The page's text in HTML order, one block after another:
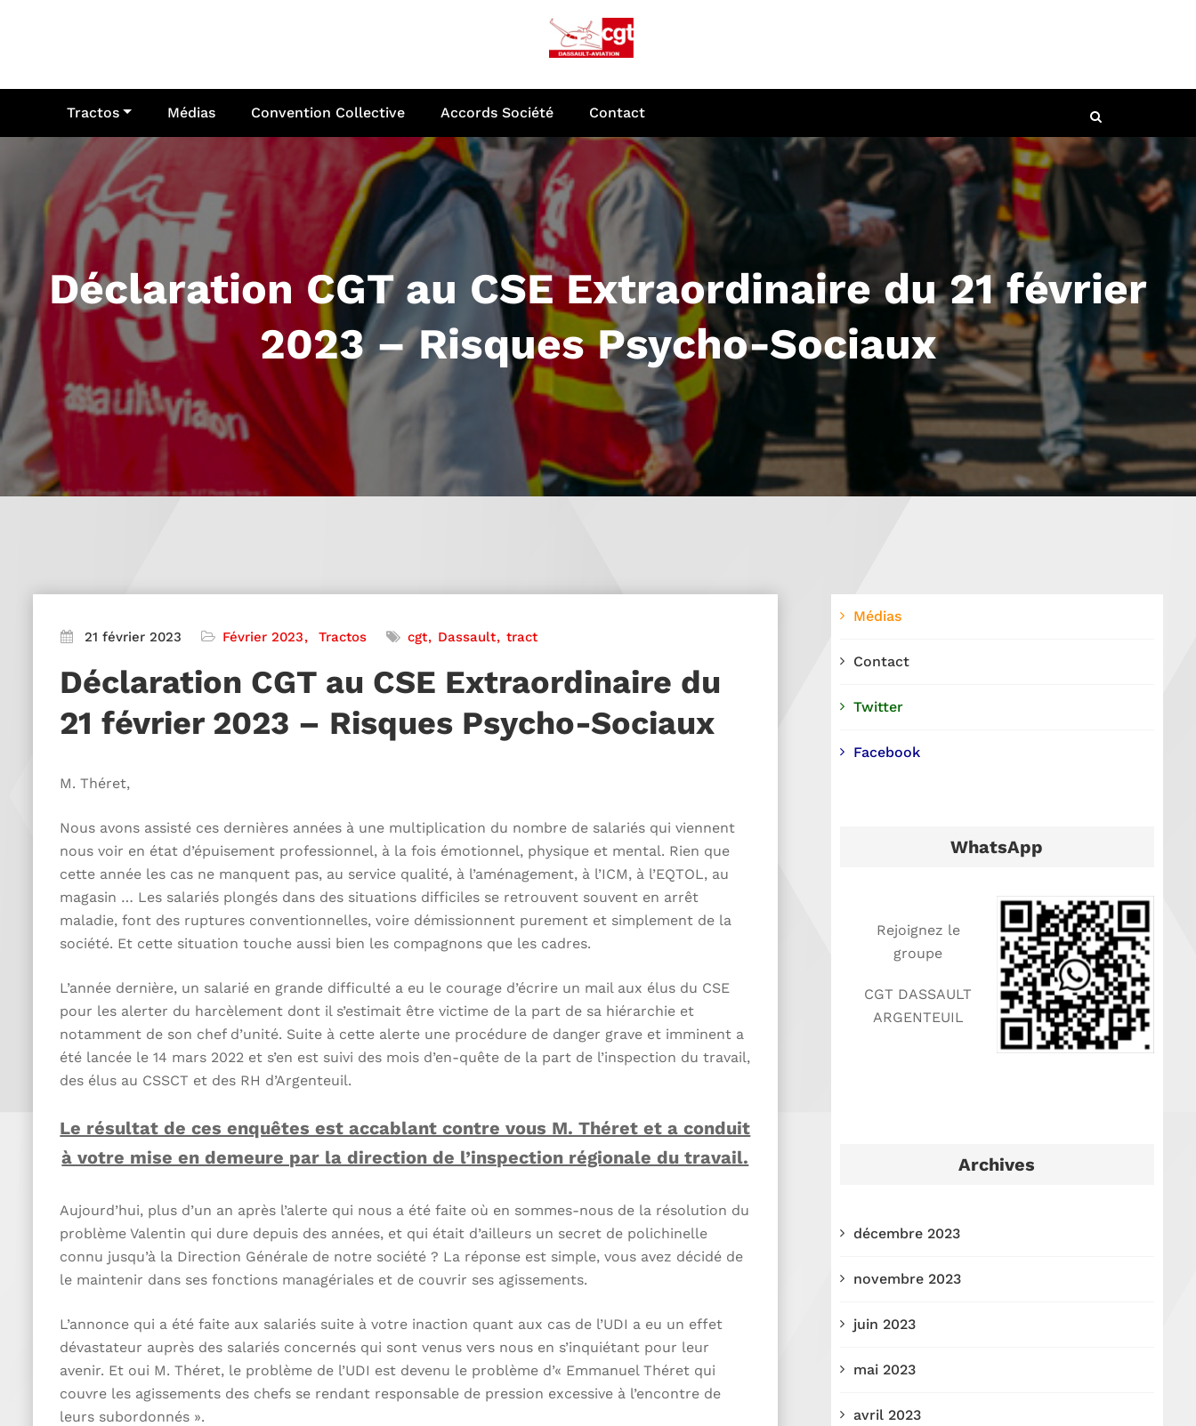
Tractos Médias Convention Collective Accords Société Contact
Déclaration CGT au CSE Extraordinaire du 21 février
2023 – Risques Psycho-Sociaux
21 février 2023 Février 2023 Tractos cgt Dassault tract
Déclaration CGT au CSE Extraordinaire du
21 février 2023 – Risques Psycho-Sociaux
M. Théret,
Nous avons assisté ces dernières années à une multiplication du nombre de salariés qui viennent
nous voir en état d’épuisement professionnel, à la fois émotionnel, physique et mental. Rien que
cette année les cas ne manquent pas, au service qualité, à l’aménagement, à l’ICM, à l’EQTOL, au
magasin … Les salariés plongés dans des situations difficiles se retrouvent souvent en arrêt
maladie, font des ruptures conventionnelles, voire démissionnent purement et simplement de la
société. Et cette situation touche aussi bien les compagnons que les cadres.
L’année dernière, un salarié en grande difficulté a eu le courage d’écrire un mail aux élus du CSE
pour les alerter du harcèlement dont il s’estimait être victime de la part de sa hiérarchie et
notamment de son chef d’unité. Suite à cette alerte une procédure de danger grave et imminent a
été lancée le 14 mars 2022 et s’en est suivi des mois d’en-quête de la part de l’inspection du travail,
des élus au CSSCT et des RH d’Argenteuil.
Le résultat de ces enquêtes est accablant contre vous M. Théret et a conduit
à votre mise en demeure par la direction de l’inspection régionale du travail.
Aujourd’hui, plus d’un an après l’alerte qui nous a été faite où en sommes-nous de la résolution du
problème Valentin qui dure depuis des années, et qui était d’ailleurs un secret de polichinelle
connu jusqu’à la Direction Générale de notre société ? La réponse est simple, vous avez décidé de
le maintenir dans ses fonctions managériales et de couvrir ses agissements.
L’annonce qui a été faite aux salariés suite à votre inaction quant aux cas de l’UDI a eu un effet
dévastateur auprès des salariés concernés qui sont venus vers nous en s’inquiétant pour leur
avenir. Et oui M. Théret, le problème de l’UDI est devenu le problème d’« Emmanuel Théret qui
couvre les agissements des chefs se rendant responsable de pression excessive à l’encontre de
leurs subordonnés ».
Médias
Contact
Twitter
Facebook
WhatsApp
Rejoignez le
groupe
CGT DASSAULT
ARGENTEUIL
Archives
décembre 2023
novembre 2023
juin 2023
mai 2023
avril 2023